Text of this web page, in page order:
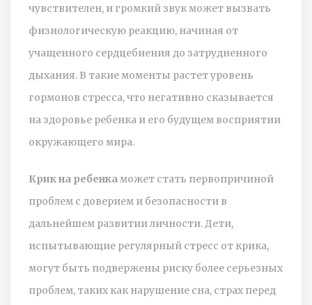
чувствителен, и громкий звук может вызвать
физиологическую реакцию, начиная от
учащенного сердцебиения до затрудненного
дыхания. В такие моменты растет уровень
гормонов стресса, что негативно сказывается
на здоровье ребенка и его будущем восприятии
окружающего мира.
Крик на ребенкаможет стать первопричиной
проблем с доверием и безопасности в
дальнейшем развитии личности. Дети,
испытывающие регулярный стресс от крика,
могут быть подвержены риску более серьезных
проблем, таких как нарушение сна, страх перед